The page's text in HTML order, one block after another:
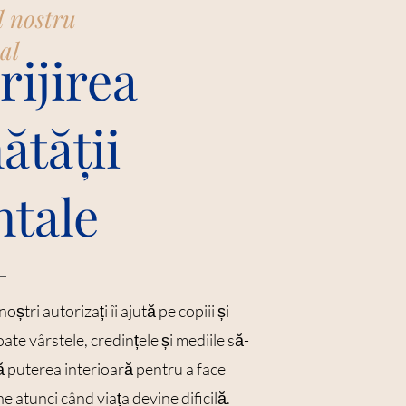
nostru
autorizați îi ajută pe copiii și
vârstele, credințele și mediile să-
puterea interioară pentru a face
atunci când viața devine dificilă.